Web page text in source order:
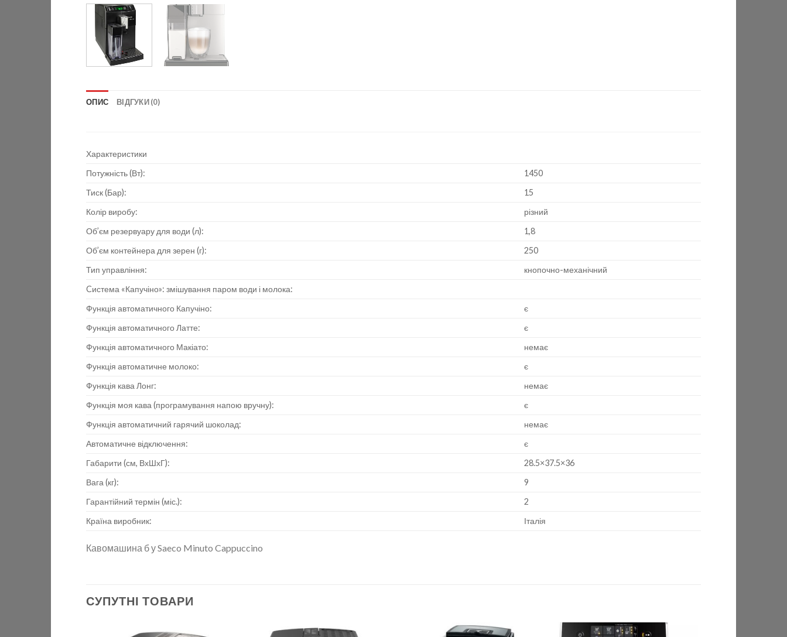
ОПИС ВІДГУКИ (0)
Характеристики
Потужність (Вт):
1450
Тиск (Бар):
15
Колір виробу:
різний
Об’єм резервуару для води (л):
1,8
Об’єм контейнера для зерен (г):
250
Тип управління:
кнопочно-механічний
Cистема «Капучіно»: змішування паром води і молока:
Функція автоматичного Капучіно:
є
Функція автоматичного Латте:
є
Функція автоматичного Макіато:
немає
Функція автоматичне молоко:
є
Функція кава Лонг:
немає
Функція моя кава (програмування напою вручну):
є
Функція автоматичний гарячий шоколад:
немає
Автоматичне відключення:
є
Габарити (см, ВхШхГ):
28.5×37.5×36
Вага (кг):
9
Гарантійний термін (міс.):
2
Країна виробник:
Італія
Кавомашина б у Saeco Minuto Cappuccino
СУПУТНІ ТОВАРИ